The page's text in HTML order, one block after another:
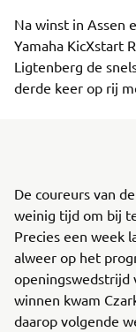
Na winst in Assen
Yamaha KicXstart
Ligtenberg de
derde keer op rij
De coureurs van
weinig tijd om bij
Precies een week
alweer op het
openingswedstrijd
winnen kwam
daarop volgende